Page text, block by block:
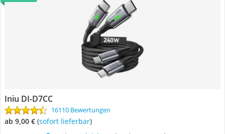
Iniu DI-D7CC
16110 Bewertungen
ab 9,00 € ( Sofort lieferbar)